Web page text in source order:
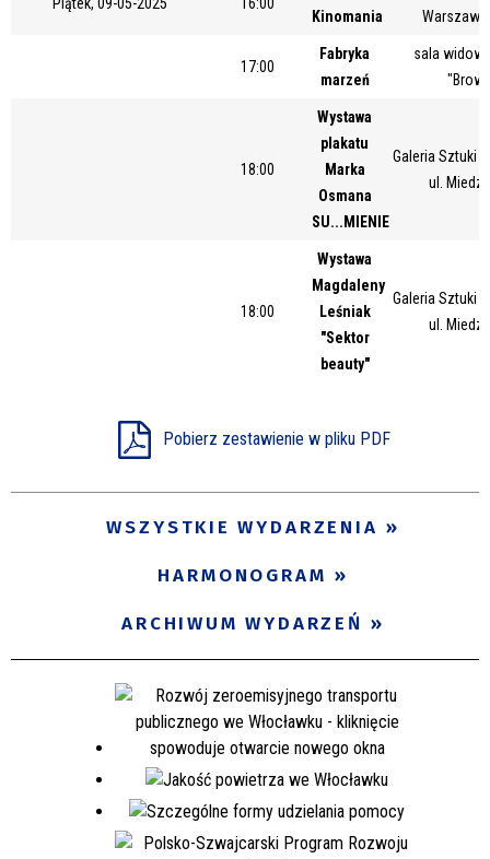
Kinomania
17:00
Fabryka
marzeń
sala
18:00
Wystawa
plakatu
Marka
Osmana
SU...MIENIE
Galeria Sztuki
ul.
18:00
Wystawa
Magdaleny
Leśniak
"Sektor
beauty"
Galeria Sztuki
ul.
Pobierz zestawienie w pliku PDF
WSZYSTKIE WYDARZENIA
HARMONOGRAM
ARCHIWUM WYDARZEŃ